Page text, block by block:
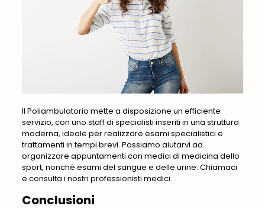
Il Poliambulatorio mette a disposizione un efficiente
servizio, con uno staff di specialisti inseriti in una struttura
moderna, ideale per realizzare esami specialistici e
trattamenti in tempi brevi. Possiamo aiutarvi ad
organizzare appuntamenti con medici di medicina dello
sport, nonché esami del sangue e delle urine. Chiamaci
e consulta i nostri professionisti medici.
Conclusioni